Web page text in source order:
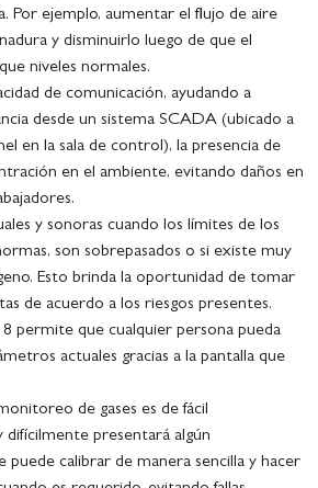
Por ejemplo, aumentar el flujo de aire
y disminuirlo luego de que el
niveles normales.
de comunicación, ayudando a
desde un sistema SCADA (ubicado a
en la sala de control), la presencia de
en el ambiente, evitando daños en
y sonoras cuando los límites de los
son sobrepasados o si existe muy
Esto brinda la oportunidad de tomar
de acuerdo a los riesgos presentes.
permite que cualquier persona pueda
actuales gracias a la pantalla que
de gases es de fácil
difícilmente presentará algún
puede calibrar de manera sencilla y hacer